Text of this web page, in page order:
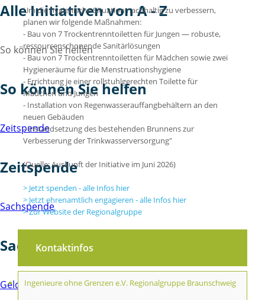
Alle Initiativen von A - Z
So können Sie helfen
So können Sie helfen
Zeitspende
Zeitspende
Sachspende
Sachspende
Geldspende
Um die hygienische Situation nachhaltig zu verbessern,
planen wir folgende Maßnahmen:
- Bau von 7 Trockentrenntoiletten für Jungen — robuste,
ressourcenschonende Sanitärlösungen
- Bau von 7 Trockentrenntoiletten für Mädchen sowie zwei
Hygieneräume für die Menstruationshygiene
- Errichtung je einer rollstuhlgerechten Toilette für
Mädchen und Jungen
- Installation von Regenwasserauffangbehältern an den
neuen Gebäuden
- Instandsetzung des bestehenden Brunnens zur
Verbesserung der Trinkwasserversorgung"
(Quelle: Auskunft der Initiative im Juni 2026)
Jetzt spenden - alle Infos hier
Jetzt ehrenamtlich engagieren - alle Infos hier
Zur Website der Regionalgruppe
Kontaktinfos
Ingenieure ohne Grenzen e.V. Regionalgruppe Braunschweig